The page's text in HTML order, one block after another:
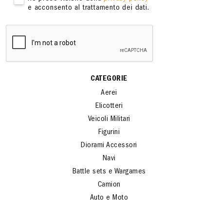
e acconsento al trattamento dei dati.
CATEGORIE
Aerei
Elicotteri
Veicoli Militari
Figurini
Diorami Accessori
Navi
Battle sets e Wargames
Camion
Auto e Moto